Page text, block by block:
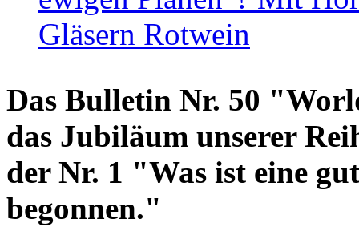
Gläsern Rotwein
Das Bulletin Nr. 50
das Jubiläum unserer
der Nr. 1 "Was ist eine
begonnen."